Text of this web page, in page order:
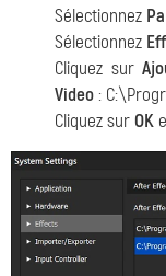
Sélectionnez
Sélectionnez
Cliquez sur
Video:
Cliquez surOK